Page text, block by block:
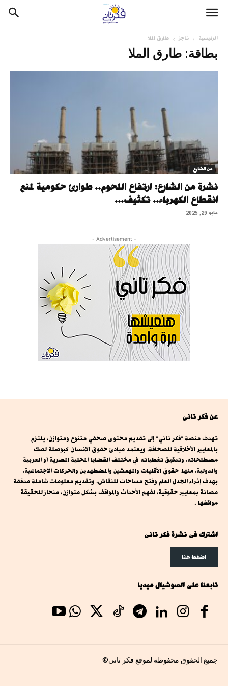
الرئيسية تاجز طارق الملا
بطاقة: طارق الملا
من الشارع
نشرة من الشارع: ارتفاع اللحوم.. طوارئ حكومية لمنع
انقطاع الكهرباء.. تكثيف...
مايو 29, 2025
- Advertisement -
عن فكر تانى
تهدف منصة "فكر تاني" إلى تقديم محتوى صحفي متنوع ومتوازن، يلتزم
بالمعايير الأخلاقية للصحافة، ويعتمد مبادئ حقوق الإنسان كبوصلة لصك
مصطلحاته، وتدقيق تغطياته في مختلف القضايا المحلية المصرية أو العربية
والدولية، منها، حقوق الأقليات والمهمشين والمضطهدين والحركات الاجتماعية،
بهدف إثراء الجدل العام وفتح مساحات للنقاش، وتقديم معلومات شاملة مدققة
مصانة بمعايير حقوقية، لفهم الأحداث والمواقف بشكل متوازن، منحاز للحقيقة
مواقفها .
اشترك فى نشرة فكر تانى
اضغط هنا
تابعنا على السوشيال ميديا
جميع الحقوق محفوظة لموقع فكر تانى©